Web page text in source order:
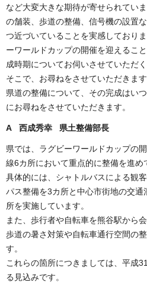
など大変大きな期待が寄せられてい
の舗装、歩道の整備、信号機の設置
つ近づいていることを実感しており
ーワールドカップの開催を迎えるこ
成時期についてお伺いさせていただく
そこで、お尋ねをさせていただきま
県道の整備について、その完成はい
にお尋ねをさせていただきます。
A 西成秀幸 県土整備部長
県では、ラグビーワールドカップの
線6カ所において重点的に整備を進め
具体的には、シャトルバスによる観
パス整備を3カ所と中心市街地の交通
所を実施しています。
また、歩行者や自転車を熊谷駅から
歩道の暑さ対策や自転車通行空間の
す。
これらの箇所につきましては、平成
る見込みです。